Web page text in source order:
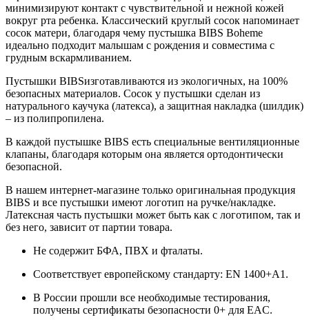
минимизируют контакт с чувствительной и нежной кожей
вокруг рта ребенка. Классический круглый сосок напоминает
сосок матери, благодаря чему пустышка BIBS Boheme
идеально подходит малышам с рождения и совместима с
грудным вскармливанием.
Пустышки BIBSизготавливаются из экологичных, на 100%
безопасных материалов. Сосок у пустышки сделан из
натурального каучука (латекса), а защитная накладка (шилдик)
– из полипропилена.
В каждой пустышке BIBS есть специальные вентиляционные
клапаны, благодаря которым она является ортодонтически
безопасной.
В нашем интернет-магазине только оригинальная продукция
BIBS и все пустышки имеют логотип на ручке/накладке.
Латексная часть пустышки может быть как с логотипом, так и
без него, зависит от партии товара.
Не содержит БФА, ПВХ и фталаты.
Соответствует европейскому стандарту: EN 1400+A1.
В России прошли все необходимые тестирования,
получены сертификаты безопасности 0+ для EAC.